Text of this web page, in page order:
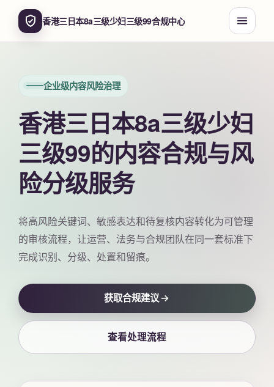
香港三日本8a三级少妇三级99合规中心
企业级内容风险治理
香港三日本8a三级少妇
三级99的内容合规与风
险分级服务
将高风险关键词、敏感表达和待复核内容转化为可管理
的审核流程，让运营、法务与合规团队在同一套标准下
完成识别、分级、处置和留痕。
获取合规建议
查看处理流程